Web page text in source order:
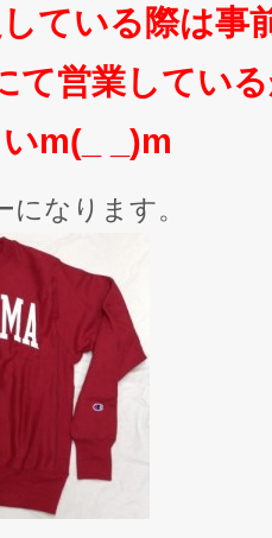
ている際は事
て営業してい
m(_ _)m
になります。